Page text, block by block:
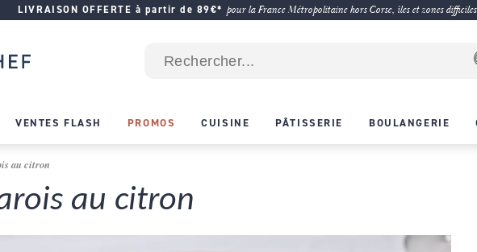
LIVRAISON OFFERTE à partir de 89€* pour la France Métropolitaine hors Corse, îles et zones
VENTES FLASH PROMOS CUISINE PÂTISSERIE BOULANGERIE
au citron
au citron